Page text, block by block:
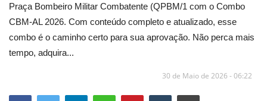
Cursos Online
Praça Bombeiro Militar Combatente (QPBM/1 com o Combo
CBM-AL 2026. Com conteúdo completo e atualizado, esse
combo é o caminho certo para sua aprovação. Não perca mais
tempo, adquira...
30 de Maio de 2026 - 06:22